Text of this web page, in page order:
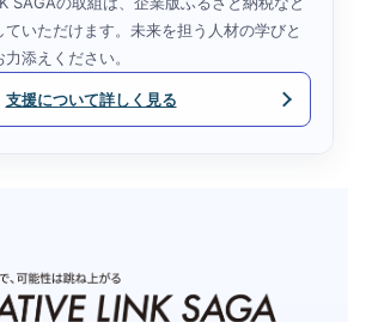
ていただけます。未来を担う人材の学びと
添えください。
支援について詳しく見る